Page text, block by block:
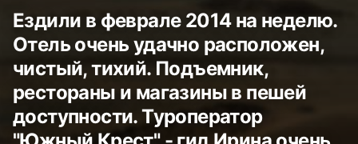
Ездили в феврале 2014 на неделю.
Отель очень удачно расположен,
чистый, тихий. Подъемник,
рестораны и магазины в пешей
доступности. Туроператор